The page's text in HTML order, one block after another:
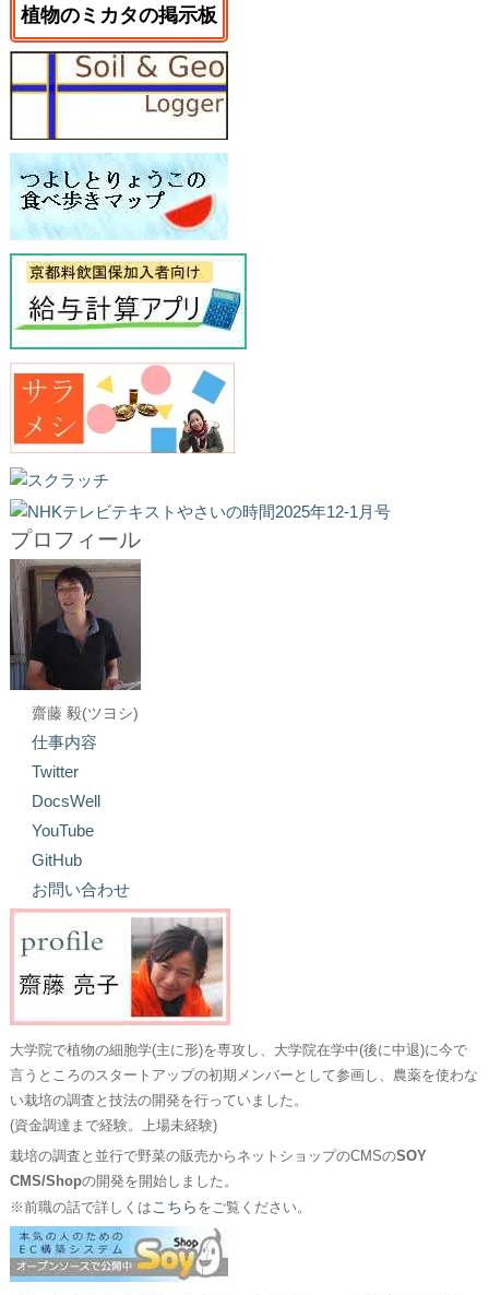
植物のミカタの掲示板
プロフィール
齋藤 毅(ツヨシ)
仕事内容
Twitter
DocsWell
YouTube
GitHub
お問い合わせ
大学院で植物の細胞学(主に形)を専攻し、大学院在学中(後に中退)に今で
言うところのスタートアップの初期メンバーとして参画し、農薬を使わな
い栽培の調査と技法の開発を行っていました。
(資金調達まで経験。上場未経験)
栽培の調査と並行で野菜の販売からネットショップのCMSのSOY
CMS/Shopの開発を開始しました。
※前職の話で詳しくは こちら をご覧ください。